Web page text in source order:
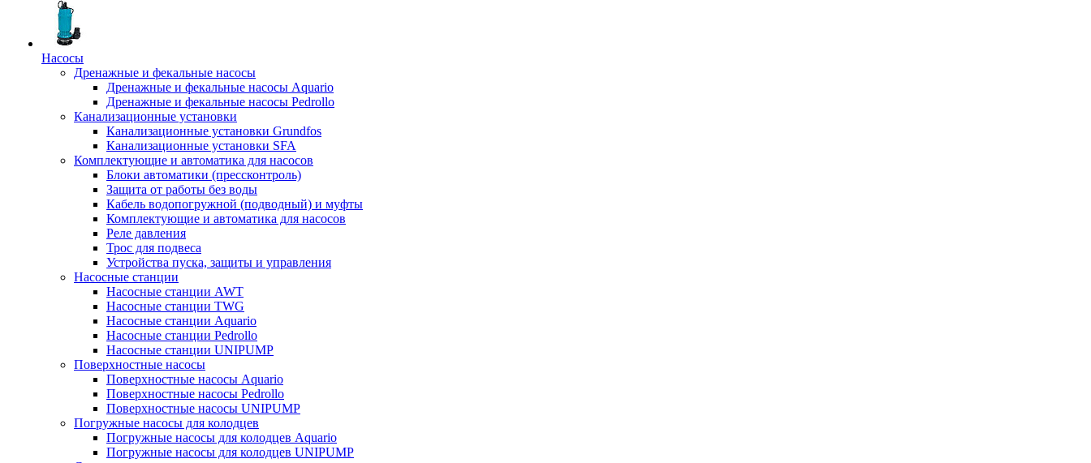
Насосы
Дренажные и фекальные насосы
Дренажные и фекальные насосы Aquario
Дренажные и фекальные насосы Pedrollo
Канализационные установки
Канализационные установки Grundfos
Канализационные установки SFA
Комплектующие и автоматика для насосов
Блоки автоматики (прессконтроль)
Защита от работы без воды
Кабель водопогружной (подводный) и муфты
Комплектующие и автоматика для насосов
Реле давления
Трос для подвеса
Устройства пуска, защиты и управления
Насосные станции
Насосные станции AWT
Насосные станции TWG
Насосные станции Aquario
Насосные станции Pedrollo
Насосные станции UNIPUMP
Поверхностные насосы
Поверхностные насосы Aquario
Поверхностные насосы Pedrollo
Поверхностные насосы UNIPUMP
Погружные насосы для колодцев
Погружные насосы для колодцев Aquario
Погружные насосы для колодцев UNIPUMP